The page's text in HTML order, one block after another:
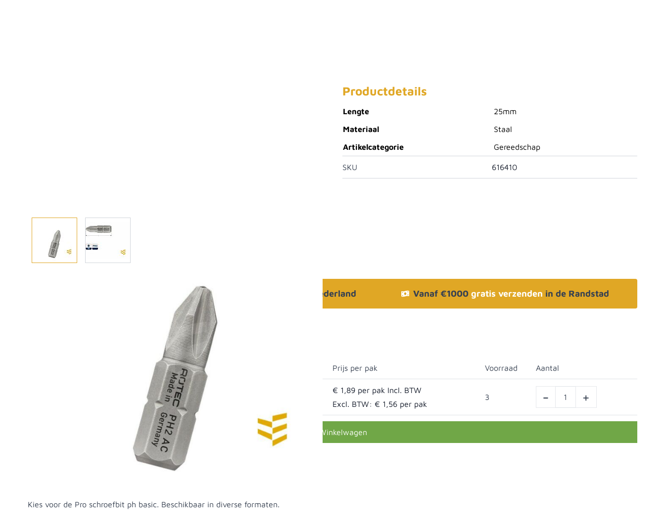
Productdetails
Lengte
25mm
Materiaal
Staal
Artikelcategorie
Gereedschap
SKU 616410
Bezorgen in heel Nederland Vanaf €1000 gratis verzenden in de Randstad
Selecteer afmetingen
Selecteer de gewenste afmetingen Prijs per pak Voorraad Aantal
PRO schroefbit PH1 25 mm C6.3 basic (2 st)
€ 1,89
Excl. BTW: € 1,56
3 - +
In Winkelwagen
Kies voor de Pro schroefbit ph basic. Beschikbaar in diverse formaten.